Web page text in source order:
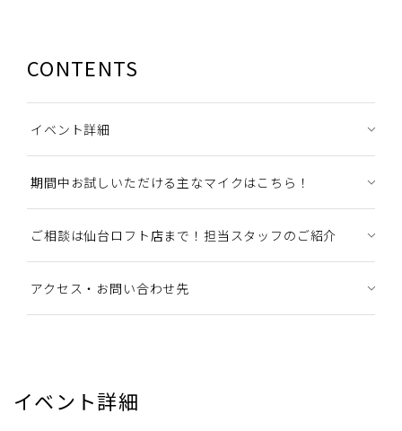
CONTENTS
イベント詳細
期間中お試しいただける主なマイクはこちら！
ご相談は仙台ロフト店まで！担当スタッフのご紹介
アクセス・お問い合わせ先
イベント詳細